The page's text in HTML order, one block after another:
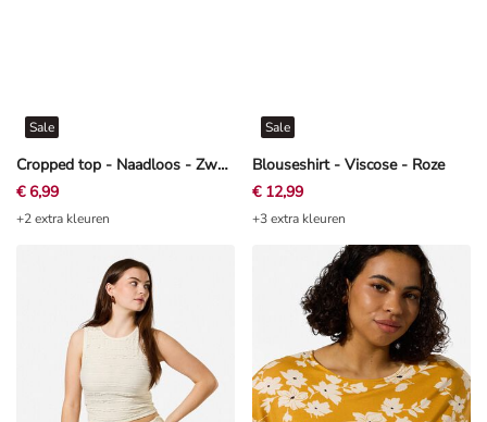
Cropped top - Naadloos - Zwart
Sale
€ 6,99
+2 extra kleuren
Blouseshirt - Viscose - Roze
Sale
€ 12,99
+3 extra kleuren